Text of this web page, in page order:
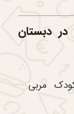
در دبستان
مربی